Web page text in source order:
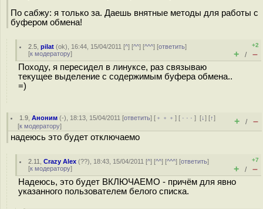
По сабжу: я только за. Даешь внятные методы для работы с
буфером обмена!
2.5 ,pilat (ok), 16:44, 15/04/2011 [^] [^^] [^^^] [ответить]
[к модератору]
+2
+ / –
Походу, я пересидел в линуксе, раз связываю
текущее выделение с содержимым буфера обмена..
=)
1.9 ,Аноним (-), 18:13, 15/04/2011 [ответить] [ ﹢﹢﹢] [ · · ·][↓] [↑]
[к модератору] + / –
надеюсь это будет отключаемо
2.11 ,Crazy Alex (??), 18:43, 15/04/2011 [^] [^^] [^^^] [ответить]
[к модератору]
+7
+ / –
Надеюсь, это будет ВКЛЮЧАЕМО - причём для явно
указанного пользователем белого списка.